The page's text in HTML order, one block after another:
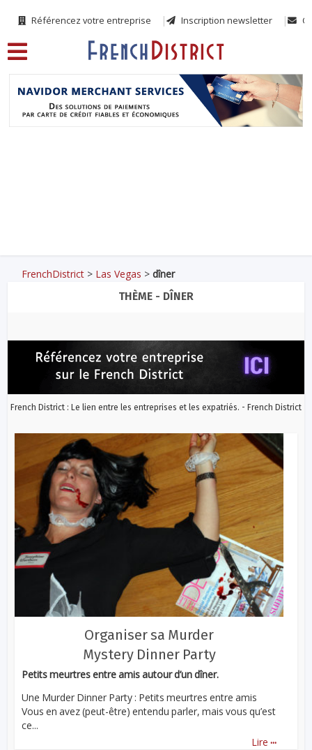
Référencez votre entreprise Inscription newsletter
FrenchDistrict > Las Vegas >dîner
THÈME - DÎNER
French District : Le lien entre les entreprises et les expatriés. - French District
Organiser sa Murder
Mystery Dinner Party
Petits meurtres entre amis autour d’un dîner.
Une Murder Dinner Party : Petits meurtres entre amis
Vous en avez (peut-être) entendu parler, mais vous qu’est
ce...
Lire ...